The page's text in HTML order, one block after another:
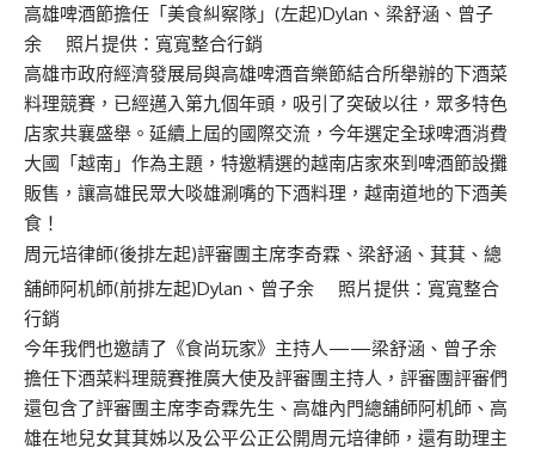
高雄啤酒節擔任「美食糾察隊」(左起)Dylan、梁舒涵、曾子
余 照片提供：寬寬整合行銷
高雄市政府經濟發展局與高雄啤酒音樂節結合所舉辦的下酒菜
料理競賽，已經邁入第九個年頭，吸引了突破以往，眾多特色
店家共襄盛舉。延續上屆的國際交流，今年選定全球啤酒消費
大國「越南」作為主題，特邀精選的越南店家來到啤酒節設攤
販售，讓高雄民眾大啖雄涮嘴的下酒料理，越南道地的下酒美
食！
周元培律師(後排左起)評審團主席李奇霖、梁舒涵、萁萁、總
舖師阿机師(前排左起)Dylan、曾子余 照片提供：寬寬整合
行銷
今年我們也邀請了《食尚玩家》主持人——梁舒涵、曾子余
擔任下酒菜料理競賽推廣大使及評審團主持人，評審團評審們
還包含了評審團主席李奇霖先生、高雄內門總舖師阿机師、高
雄在地兒女萁萁姊以及公平公正公開周元培律師，還有助理主